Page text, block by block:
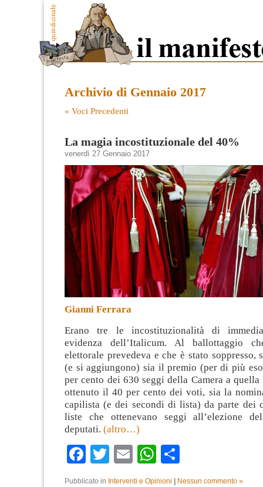
Archivio di Gennaio 2017
« Voci Precedenti
La magia incostituzionale del 40%
venerdì 27 Gennaio 2017
Gianni Ferrara
Erano tre le incostituzionalità di
evidenza dell’Italicum. Al ballottaggio
elettorale prevedeva e che è stato soppresso,
(e si aggiungono) sia il premio (per di più
per cento dei 630 seggi della Camera a quella
ottenuto il 40 per cento dei voti, sia la
capilista (e dei secondi di lista) da parte dei
liste che ottenevano seggi all’elezione
deputati. (altro…)
Facebook
TwitterEmailWhatsApp
Pubblicato in Interventi e Opinioni Nessun commento »